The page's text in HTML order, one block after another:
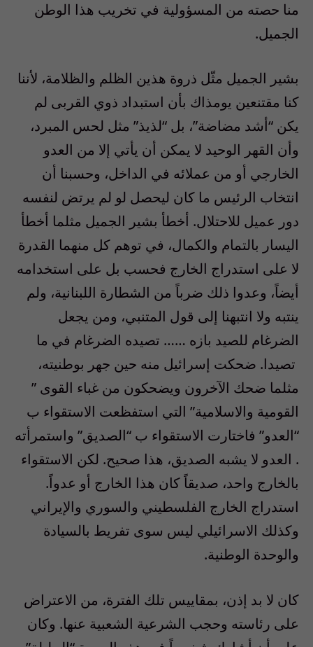
منا حصته من المسؤولية في تخريب هذا الوطن
الجميل.
بشير الجميل مثّل ذروة هذين الظلم والظلامة، لأننا
كنا مقتنعين يومذاك بأن استبداد ذوي القربى لم
يكن “أشد مضاضة”، بل “لذيذ” مثل لحس المبرد،
وأن القهر الوحيد لا يمكن أن يأتي إلا من العدو
الخارجي أو من عملائه في الداخل، وحسبنا أن
انتخاب الرئيس ما كان ليحصل لو لم يرتض لنفسه
دور عميل للاحتلال. أخطأ بشير الجميل مثلما أخطأ
اليسار بالتمام والكمال، في توهم كل منهما القدرة
لا على استدراج الخارج فحسب بل على استخدامه
أيضاً، وعدوا ذلك ضرباً من الشطارة اللبنانية، ولم
ينتبه ولا انتبهنا إلى قول المتنبي، ومن يجعل
الضرغام للصيد بازه …… تصيده الضرغام في ما
تصيدا. ضحكت إسرائيل منه حين جهر بوطنيته،
مثلما ضحك الآخرون ويضحكون من غباء القوى ”
القومية والاسلامية” التي استفظعت الاستقواء ب
“العدو” فاختارت الاستقواء ب “الصديق” واستمرأته
. العدو لا يشبه الصديق، هذا صحيح. لكن الاستقواء
بالخارج واحد، صديقاً كان هذا الخارج أو عدواً.
استدراج الخارج الفلسطيني والسوري والإيراني
وكذلك الاسرائيلي ليس سوى تفريط بالسيادة
والوحدة الوطنية.
كان لا بد إذن، بمقاييس تلك الفترة، من الاعتراض
على رئاسته وحجب الشرعية الشعبية عنها. وكان